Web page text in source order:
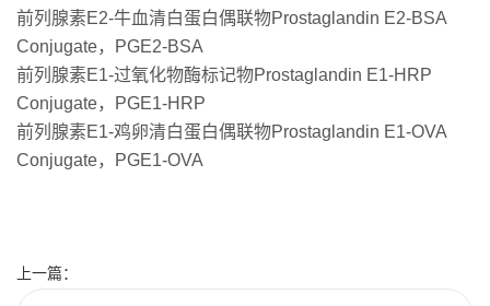
前列腺素E2-牛血清白蛋白偶联物Prostaglandin E2-BSA
Conjugate，PGE2-BSA
前列腺素E1-过氧化物酶标记物Prostaglandin E1-HRP
Conjugate，PGE1-HRP
前列腺素E1-鸡卵清白蛋白偶联物Prostaglandin E1-OVA
Conjugate，PGE1-OVA
上一篇：